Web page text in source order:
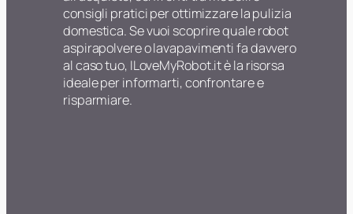
consigli pratici per ottimizzare la pulizia
domestica. Se vuoi scoprire quale robot
aspirapolvere o lavapavimenti fa davvero
al caso tuo, ILoveMyRobot.it è la risorsa
ideale per informarti, confrontare e
risparmiare.